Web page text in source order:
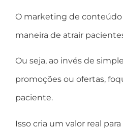
O marketing de
maneira de atrair
Ou seja, ao invés de
promoções ou ofertas,
paciente.
Isso cria um valor real